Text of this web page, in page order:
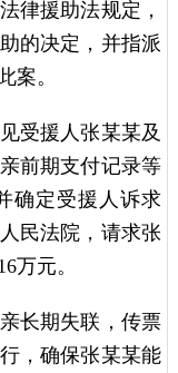
律援助法规定，
的决定，并指派
案。
受援人张某某及
前期支付记录等
确定受援人诉求
民法院，请求张
万元。
长期失联，传票
，确保张某某能